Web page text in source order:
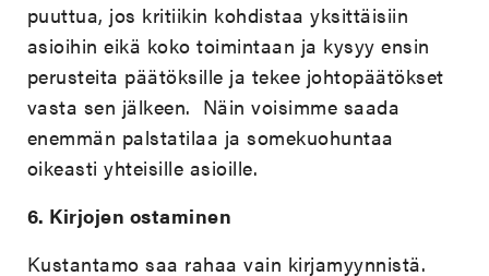
puuttua, jos kritiikin kohdistaa yksittäisiin
asioihin eikä koko toimintaan ja kysyy ensin
perusteita päätöksille ja tekee johtopäätökset
vasta sen jälkeen. Näin voisimme saada
enemmän palstatilaa ja somekuohuntaa
oikeasti yhteisille asioille.
6. Kirjojen ostaminen
Kustantamo saa rahaa vain kirjamyynnistä.